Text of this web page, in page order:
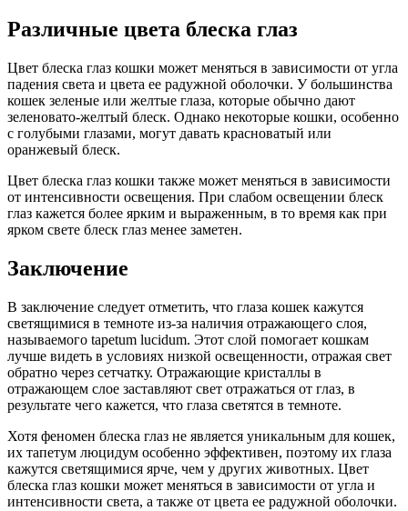
Различные цвета блеска глаз
Цвет блеска глаз кошки может меняться в зависимости от угла
падения света и цвета ее радужной оболочки. У большинства
кошек зеленые или желтые глаза, которые обычно дают
зеленовато-желтый блеск. Однако некоторые кошки, особенно
с голубыми глазами, могут давать красноватый или
оранжевый блеск.
Цвет блеска глаз кошки также может меняться в зависимости
от интенсивности освещения. При слабом освещении блеск
глаз кажется более ярким и выраженным, в то время как при
ярком свете блеск глаз менее заметен.
Заключение
В заключение следует отметить, что глаза кошек кажутся
светящимися в темноте из-за наличия отражающего слоя,
называемого tapetum lucidum. Этот слой помогает кошкам
лучше видеть в условиях низкой освещенности, отражая свет
обратно через сетчатку. Отражающие кристаллы в
отражающем слое заставляют свет отражаться от глаз, в
результате чего кажется, что глаза светятся в темноте.
Хотя феномен блеска глаз не является уникальным для кошек,
их тапетум люцидум особенно эффективен, поэтому их глаза
кажутся светящимися ярче, чем у других животных. Цвет
блеска глаз кошки может меняться в зависимости от угла и
интенсивности света, а также от цвета ее радужной оболочки.